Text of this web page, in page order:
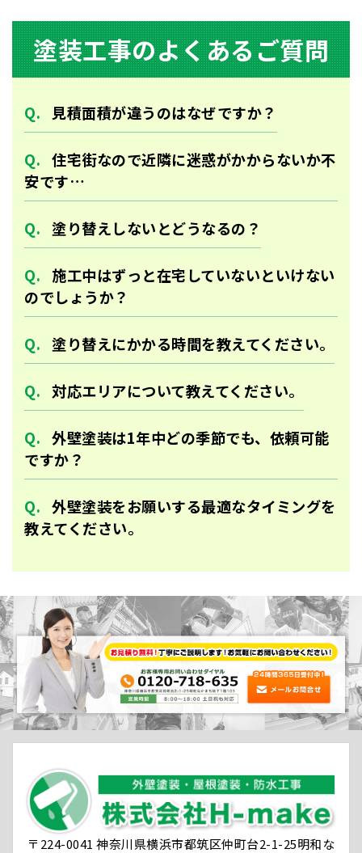
塗装⼯事のよくあるご質問
⾒積⾯積が違うのはなぜですか？
住宅街なので近隣に迷惑がかからないか不
安です…
塗り替えしないとどうなるの？
施工中はずっと在宅していないといけない
のでしょうか？
塗り替えにかかる時間を教えてください。
対応エリアについて教えてください。
外壁塗装は1年中どの季節でも、依頼可能
ですか？
外壁塗装をお願いする最適なタイミングを
教えてください。
〒224-0041 神奈川県横浜市都筑区仲町台2-1-25明和な